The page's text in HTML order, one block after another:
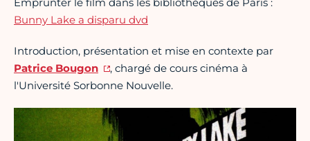
Emprunter le film dans les bibliothèques de Paris :
Bunny Lake a disparu dvd
Introduction, présentation et mise en contexte par
Patrice Bougon
, chargé de cours cinéma à
l'Université Sorbonne Nouvelle.